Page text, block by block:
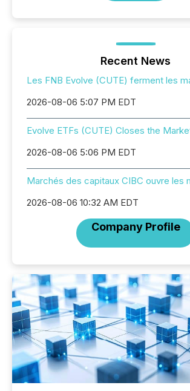
Recent News
Les FNB Evolve (CUTE) ferment les
2026-08-06 5:07 PM EDT
Evolve ETFs (CUTE) Closes the
2026-08-06 5:06 PM EDT
Marchés des capitaux CIBC ouvre les
2026-08-06 10:32 AM EDT
Company Profile